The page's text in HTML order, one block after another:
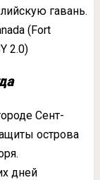
гавань.
(Fort
2.0)
Сент-
острова
дней